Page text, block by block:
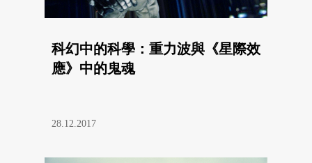
科幻中的科學：重力波與《星際效
應》中的鬼魂
28.12.2017